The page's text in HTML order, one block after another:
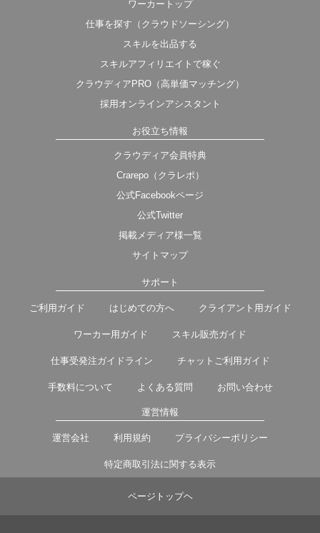
ワーカートップ
仕事を探す（クラウドソーシング）
スキルを出品する
スキルアフィリエイトで稼ぐ
クラウディアPRO（高単価マッチング）
採用オンラインアシスタント
お役立ち情報
クラウディア会員特典
Crarepo（クラレポ）
公式Facebookページ
公式Twitter
掲載メディア様一覧
サイトマップ
サポート
ご利用ガイド はじめての方へ クライアント用ガイド
ワーカー用ガイド スキル販売ガイド
仕事受発注ガイドライン チャットご利用ガイド
手数料について よくある質問 お問い合わせ
運営情報
運営会社 利用規約 プライバシーポリシー
特定商取引法に関する表示
ページトップヘ